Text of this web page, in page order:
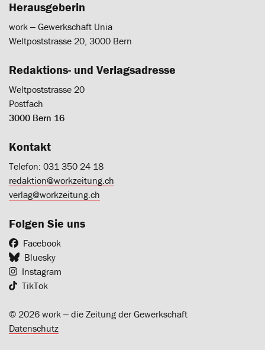
Herausgeberin
work ‒ Gewerkschaft Unia
Weltpoststrasse 20, 3000 Bern
Redaktions- und Verlagsadresse
Weltpoststrasse 20
Postfach
3000 Bern 16
Kontakt
Telefon: 031 350 24 18
redaktion@workzeitung.ch
verlag@workzeitung.ch
Folgen Sie uns
Facebook
Bluesky
Instagram
TikTok
© 2026 work ‒ die Zeitung der Gewerkschaft
Datenschutz